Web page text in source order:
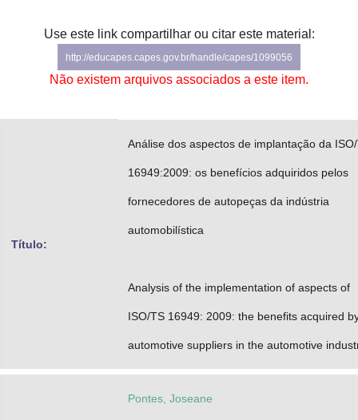
Banco Central do Brasil
Use este link compartilhar ou citar este material:
http://educapes.capes.gov.br/handle/capes/1099056
Não existem arquivos associados a este item.
Título:
Análise dos aspectos de implantação da
16949:2009: os benefícios adquiridos pelos
fornecedores de autopeças da indústria
automobilística
Analysis of the implementation of aspects of
ISO/TS 16949: 2009: the benefits acquired
automotive suppliers in the automotive
Pontes, Joseane